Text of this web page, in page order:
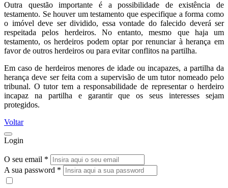
Outra questão importante é a possibilidade de existência de
testamento. Se houver um testamento que especifique a forma como
o imóvel deve ser dividido, essa vontade do falecido deverá ser
respeitada pelos herdeiros. No entanto, mesmo que haja um
testamento, os herdeiros podem optar por renunciar à herança em
favor de outros herdeiros ou para evitar conflitos na partilha.
Em caso de herdeiros menores de idade ou incapazes, a partilha da
herança deve ser feita com a supervisão de um tutor nomeado pelo
tribunal. O tutor tem a responsabilidade de representar o herdeiro
incapaz na partilha e garantir que os seus interesses sejam
protegidos.
Voltar
Login
O seu email *
A sua password *